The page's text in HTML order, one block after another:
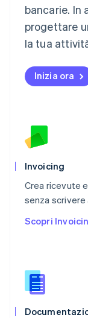
bancarie. In
progettare
la tua
Inizia ora
Invoicing
Crea ricevute
senza scrivere
Scopri
Messico
Español
Norvegia
Nuova
English
Paesi Bassi
English
Portogallo
Português
RAS di
English
Regno
English
English
English
Slovacchia
English
Slovenia